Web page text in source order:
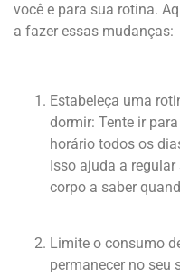
você e para sua rotina.
a fazer essas mudanças:
Estabeleça uma
dormir: Tente ir
horário todos os
Isso ajuda a
corpo a saber
Limite o consumo
permanecer no seu